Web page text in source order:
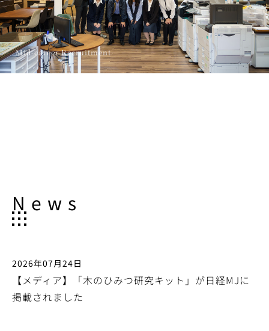
Mid-career Recruitment
News
2026年07月24日
【メディア】「木のひみつ研究キット」が日経MJに
掲載されました